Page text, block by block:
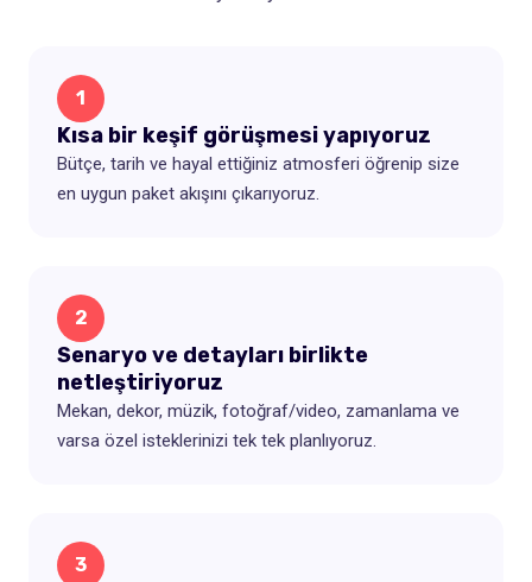
1
Kısa bir keşif görüşmesi yapıyoruz
Bütçe, tarih ve hayal ettiğiniz atmosferi öğrenip size
en uygun paket akışını çıkarıyoruz.
2
Senaryo ve detayları birlikte
netleştiriyoruz
Mekan, dekor, müzik, fotoğraf/video, zamanlama ve
varsa özel isteklerinizi tek tek planlıyoruz.
3